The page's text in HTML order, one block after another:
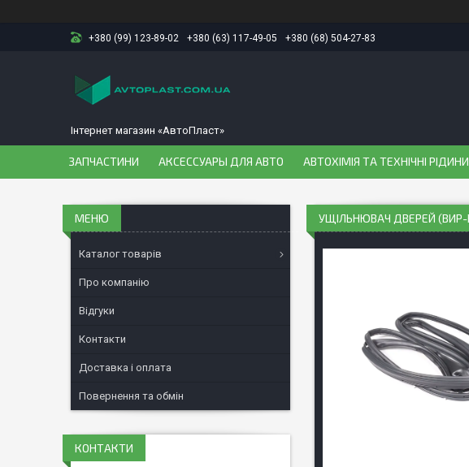
+380 (99) 123-89-02 +380 (63) 117-49-05 +380 (68) 504-27-83
Інтернет магазин «АвтоПласт»
ЗАПЧАСТИНИ АКСЕССУАРЫ ДЛЯ АВТО АВТОХІМІЯ ТА ТЕХНІЧНІ РІДИНИ
УЩІЛЬНЮВАЧ ДВЕРЕЙ (ВИР-
Каталог товарів
Про компанію
Відгуки
Контакти
Доставка і оплата
Повернення та обмін
КОНТАКТИ